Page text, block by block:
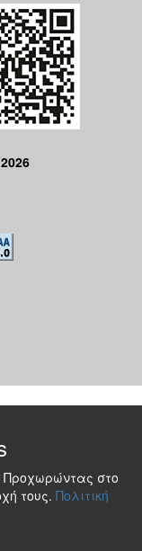
Προχωρώντας στο
τους. Πολιτική